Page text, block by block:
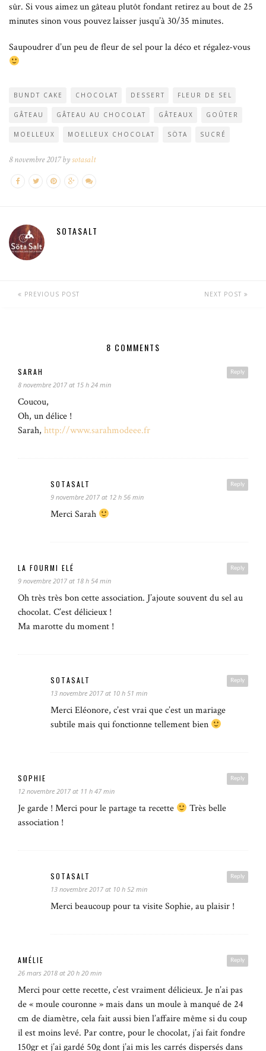
sûr. Si vous aimez un gâteau plutôt fondant retirez au bout de 25
minutes sinon vous pouvez laisser jusqu’à 30/35 minutes.
Saupoudrer d’un peu de fleur de sel pour la déco et régalez-vous
BUNDT CAKE CHOCOLAT DESSERT FLEUR DE SEL
GÂTEAU GÂTEAU AU CHOCOLAT GÂTEAUX GOÛTER
MOELLEUX MOELLEUX CHOCOLAT SÖTA SUCRÉ
8 novembre 2017 bysotasalt
SOTASALT
PREVIOUS POST NEXT POST
8 COMMENTS
Reply
SARAH
8 novembre 2017 at 15 h 24 min
Coucou,
Oh, un délice !
Sarah, http://www.sarahmodeee.fr
Reply
SOTASALT
9 novembre 2017 at 12 h 56 min
Merci Sarah
Reply
LA FOURMI ELÉ
9 novembre 2017 at 18 h 54 min
Oh très très bon cette association. J’ajoute souvent du sel au
chocolat. C’est délicieux !
Ma marotte du moment !
Reply
SOTASALT
13 novembre 2017 at 10 h 51 min
Merci Eléonore, c’est vrai que c’est un mariage
subtile mais qui fonctionne tellement bien
Reply
SOPHIE
12 novembre 2017 at 11 h 47 min
Je garde ! Merci pour le partage ta recette
Très belle
association !
Reply
SOTASALT
13 novembre 2017 at 10 h 52 min
Merci beaucoup pour ta visite Sophie, au plaisir !
Reply
AMÉLIE
26 mars 2018 at 20 h 20 min
Merci pour cette recette, c’est vraiment délicieux. Je n’ai pas
de « moule couronne » mais dans un moule à manqué de 24
cm de diamètre, cela fait aussi bien l’affaire même si du coup
il est moins levé. Par contre, pour le chocolat, j’ai fait fondre
150gr et j’ai gardé 50g dont j’ai mis les carrés dispersés dans